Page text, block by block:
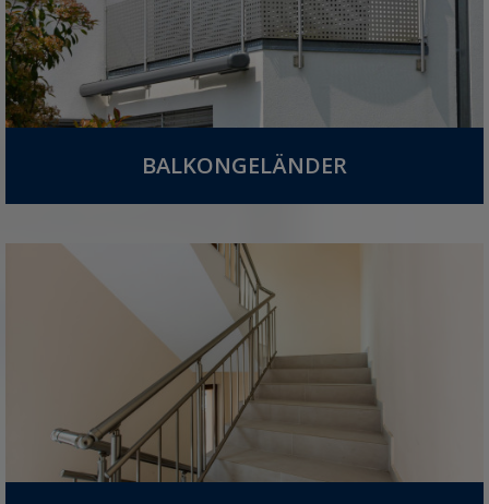
BALKONGELÄNDER